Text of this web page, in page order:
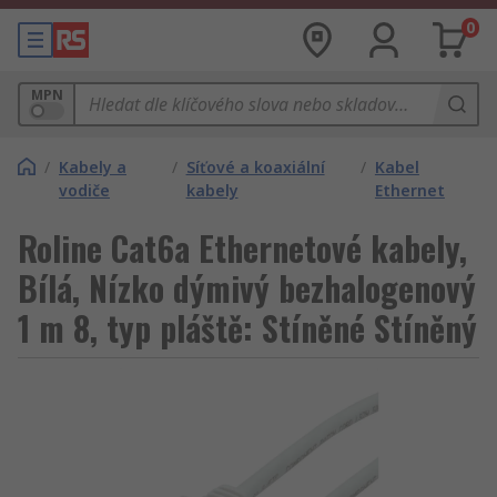
0
MPN
/ Kabely a
vodiče
/ Síťové a koaxiální
kabely
/ Kabel
Ethernet
Roline Cat6a Ethernetové kabely,
Bílá, Nízko dýmivý bezhalogenový
1 m 8, typ pláště: Stíněné Stíněný